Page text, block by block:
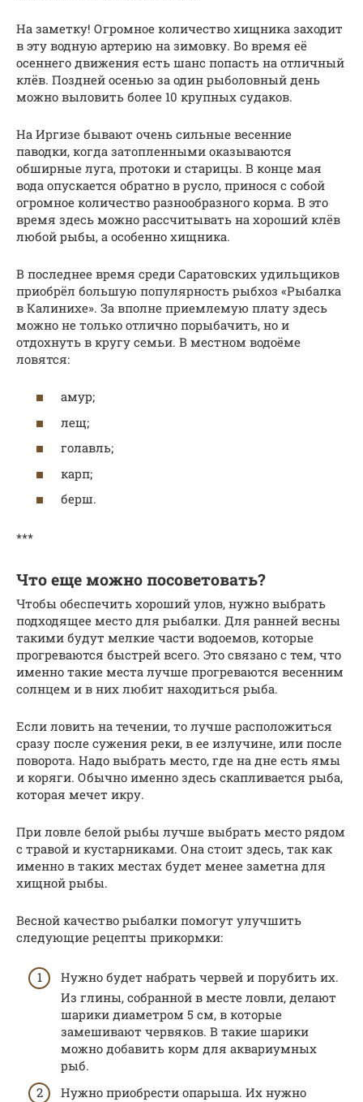
На заметку! Огромное количество хищника заходит
в эту водную артерию на зимовку. Во время её
осеннего движения есть шанс попасть на отличный
клёв. Поздней осенью за один рыболовный день
можно выловить более 10 крупных судаков.
На Иргизе бывают очень сильные весенние
паводки, когда затопленными оказываются
обширные луга, протоки и старицы. В конце мая
вода опускается обратно в русло, принося с собой
огромное количество разнообразного корма. В это
время здесь можно рассчитывать на хороший клёв
любой рыбы, а особенно хищника.
В последнее время среди Саратовских удильщиков
приобрёл большую популярность рыбхоз «Рыбалка
в Калинихе». За вполне приемлемую плату здесь
можно не только отлично порыбачить, но и
отдохнуть в кругу семьи. В местном водоёме
ловятся:
амур;
лещ;
голавль;
карп;
берш.
***
Что еще можно посоветовать?
Чтобы обеспечить хороший улов, нужно выбрать
подходящее место для рыбалки. Для ранней весны
такими будут мелкие части водоемов, которые
прогреваются быстрей всего. Это связано с тем, что
именно такие места лучше прогреваются весенним
солнцем и в них любит находиться рыба.
Если ловить на течении, то лучше расположиться
сразу после сужения реки, в ее излучине, или после
поворота. Надо выбрать место, где на дне есть ямы
и коряги. Обычно именно здесь скапливается рыба,
которая мечет икру.
При ловле белой рыбы лучше выбрать место рядом
с травой и кустарниками. Она стоит здесь, так как
именно в таких местах будет менее заметна для
хищной рыбы.
Весной качество рыбалки помогут улучшить
следующие рецепты прикормки:
Нужно будет набрать червей и порубить их.
Из глины, собранной в месте ловли, делают
шарики диаметром 5 см, в которые
замешивают червяков. В такие шарики
можно добавить корм для аквариумных
рыб.
Нужно приобрести опарыша. Их нужно